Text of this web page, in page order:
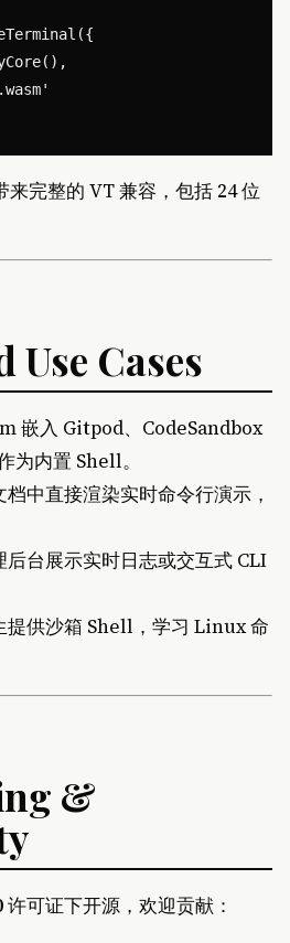
来完整的 VT 兼容，包括 24 位
Use Cases
嵌入 Gitpod、CodeSandbox
为内置 Shell。
中直接渲染实时命令行演示，
台展示实时日志或交互式 CLI
提供沙箱 Shell，学习 Linux 命
&
许可证下开源，欢迎贡献：